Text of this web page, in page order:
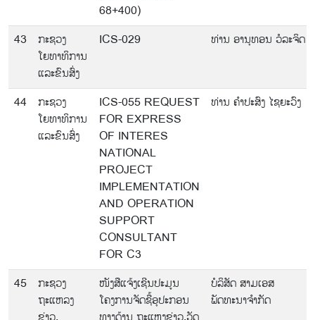
68+400)
43
ກະຊວງ
ໂຍທາທິການ
ແລະຂົນສົ່ງ
ICS-029 ທ່ານ ອານຸທອນ ວໍລະຈິດ
44
ກະຊວງ
ໂຍທາທິການ
ແລະຂົນສົ່ງ
ICS-055 REQUEST
FOR EXPRESS
OF INTERES
NATIONAL
PROJECT
IMPLEMENTATION
AND OPERATION
SUPPORT
CONSULTANT
FOR C3
ທ່ານ ຄຳປະສົງ ໄຊຍະວົງ
45
ກະຊວງ
ຖະແຫລງ
ໜັງສືແຈ້ງເຊີນປະມູນ
ໂຄງການຈັດຊື້ອຸປະກອນ
ບໍລິສັດ ສາມເອສ
ພັດທະນາຈໍາກັດ